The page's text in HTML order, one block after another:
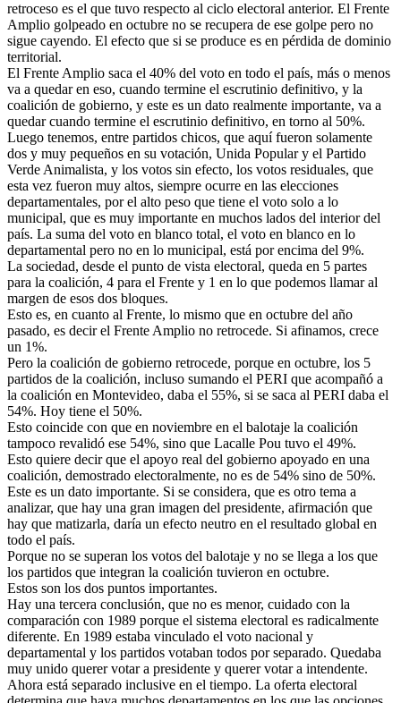
retroceso es el que tuvo respecto al ciclo electoral anterior. El Frente
Amplio golpeado en octubre no se recupera de ese golpe pero no
sigue cayendo. El efecto que si se produce es en pérdida de dominio
territorial.
El Frente Amplio saca el 40% del voto en todo el país, más o menos
va a quedar en eso, cuando termine el escrutinio definitivo, y la
coalición de gobierno, y este es un dato realmente importante, va a
quedar cuando termine el escrutinio definitivo, en torno al 50%.
Luego tenemos, entre partidos chicos, que aquí fueron solamente
dos y muy pequeños en su votación, Unida Popular y el Partido
Verde Animalista, y los votos sin efecto, los votos residuales, que
esta vez fueron muy altos, siempre ocurre en las elecciones
departamentales, por el alto peso que tiene el voto solo a lo
municipal, que es muy importante en muchos lados del interior del
país. La suma del voto en blanco total, el voto en blanco en lo
departamental pero no en lo municipal, está por encima del 9%.
La sociedad, desde el punto de vista electoral, queda en 5 partes
para la coalición, 4 para el Frente y 1 en lo que podemos llamar al
margen de esos dos bloques.
Esto es, en cuanto al Frente, lo mismo que en octubre del año
pasado, es decir el Frente Amplio no retrocede. Si afinamos, crece
un 1%.
Pero la coalición de gobierno retrocede, porque en octubre, los 5
partidos de la coalición, incluso sumando el PERI que acompañó a
la coalición en Montevideo, daba el 55%, si se saca al PERI daba el
54%. Hoy tiene el 50%.
Esto coincide con que en noviembre en el balotaje la coalición
tampoco revalidó ese 54%, sino que Lacalle Pou tuvo el 49%.
Esto quiere decir que el apoyo real del gobierno apoyado en una
coalición, demostrado electoralmente, no es de 54% sino de 50%.
Este es un dato importante. Si se considera, que es otro tema a
analizar, que hay una gran imagen del presidente, afirmación que
hay que matizarla, daría un efecto neutro en el resultado global en
todo el país.
Porque no se superan los votos del balotaje y no se llega a los que
los partidos que integran la coalición tuvieron en octubre.
Estos son los dos puntos importantes.
Hay una tercera conclusión, que no es menor, cuidado con la
comparación con 1989 porque el sistema electoral es radicalmente
diferente. En 1989 estaba vinculado el voto nacional y
departamental y los partidos votaban todos por separado. Quedaba
muy unido querer votar a presidente y querer votar a intendente.
Ahora está separado inclusive en el tiempo. La oferta electoral